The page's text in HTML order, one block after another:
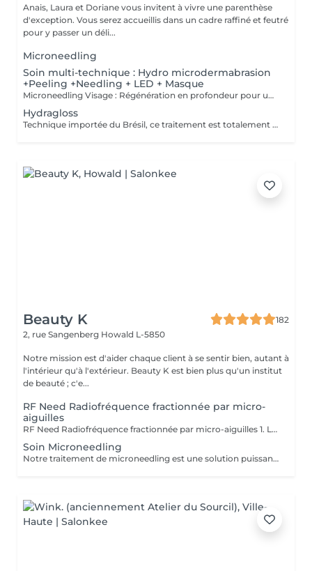
Anais, Laura et Doriane vous invitent à vivre une parenthèse
d'exception. Vous serez accueillis dans un cadre raffiné et feutré
pour y passer un déli...
Microneedling
Soin multi-technique : Hydro microdermabrasion
+Peeling +Needling + LED + Masque
Microneedling Visage : Régénération en profondeur pour une peau visiblement transformée Le microneedling est un soin de revitalisation cutanée non invasif qui consiste à créer de microperforations contrôlées à l'aide d'un stylo électrique doté de fines aiguilles stériles. Ces microperforations stimulent naturellement la production de collagène et d'élastine, déclenchant un processus de régénération cellulaire intense. AVANTAGES DU SOIN - Atténue les ridules et les rides - Réduit les cicatrices d'acné et les imperfections - Améliore la fermeté et l'élasticité de la peau - Estompe les taches pigmentaires et le teint irrégulier - Resserre les pores dilatés - Apporte de l'éclat et un effet peau neuve Le microneedling peut être personnalisé selon les besoins grâce à l'application de sérums ciblés (acide hyaluronique, vitamine C, peptides, etc.) qui pénètrent plus profondément grâce aux microcanaux créés. CONTRE INDICATIONS - Grossesse, allaitement - Pas d'exposition solaire 48h avant et 7 jours après le soin - Traitement lourd par chimio (attendre 1 an) et par antibiotique ou Roaccutane et dérivé (attendre 6 mois) - Prise d'anticoagulant - Maladie auto-immune (diabète, maladie mal contrôlée, ...) - Injection botox (attendre 2 semaines) et de produits de comblement (attendre 4 semaines) - Prise d'anti-inflammatoire pendant plus de 5 jours - Acné active - Cicatrices chéloïdes
Hydragloss
Technique importée du Brésil, ce traitement est totalement personnalisé. Peu invasif, il est profond et spécifiquement conçu pour les lèvres. Ce soin consiste à faire pénétrer des actifs dont l'acide hyaluronique pour donner du volume, combler, repulper, hydrater et nourrir les lèvres, à l'aide de micro ou nano aiguilles qui grâce à leur passage dans la lèvre, permettent de stimuler le métabolisme de régénération cellulaire, favorisant ainsi la synthèse naturelle de collagène et élastine.
Beauty K
182
2, rue Sangenberg Howald L-5850
Notre mission est d'aider chaque client à se sentir bien, autant à
l'intérieur qu'à l'extérieur. Beauty K est bien plus qu'un institut
de beauté ; c'e...
RF Need Radiofréquence fractionnée par micro-
aiguilles
RF Need Radiofréquence fractionnée par micro-aiguilles 1. Le microneedling De très fines micro-aiguilles créent des micro-perforations contrôlées dans la peau. Cela stimule la régénération naturelle, favorise la production de collagène et d'élastine et active les mécanismes de réparation cutanée. 2. La radiofréquence fractionnée (RF) Une énergie thermique est délivrée via les aiguilles directement dans le derme. La chaleur resserre les fibres de collagène existantes, augmente la densité dermique et déclenche une néocollagénèse (formation de nouveau collagène). Bénéfices principaux Raffermissement et effet tenseur immédiat Amélioration de la texture et de l'éclat de la peau Réduction des ridules et rides Atténuation des cicatrices d'acné Réduction visible des pores dilatés Action possible sur certaines vergetures et relâchements cutanés du corps Résultats progressifs et durables grâce à la stimulation biologique Déroulement du soin 1. Application d'une crème anesthésiante locale pour plus de confort 2. Passage de la pièce à main RF Need (personnalisation des paramètres : profondeur des aiguilles, intensité de la RF) 3. Soin apaisant et hydratant post-traitement Sensations : picotements, chaleur diffuse Après la séance : rougeurs et gonflement légers de 24 à 72h
Soin Microneedling
Notre traitement de microneedling est une solution puissante pour traiter l'acné, les taches de pigmentation, les cicatrices, les vergetures, les dommages causés par le soleil, les rides et les ridules. Grâce à des milliers de micro-perforations, ce soin stimule la production de collagène, favorisant la réparation et le rajeunissement de la peau. Pour des résultats optimaux, une cure de trois séances est recommandée. Ce protocole permet à la peau de maximiser son processus naturel de guérison entre chaque séance, aboutissant à une amélioration visible de son apparence et de sa texture. Entamez ce parcours régénératif et découvrez tout le potentiel d'une peau transformée.